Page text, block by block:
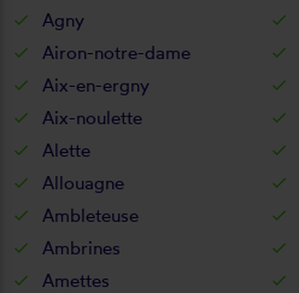
Agny
Airon-notre-dame
Aix-en-ergny
Aix-noulette
Alette
Allouagne
Ambleteuse
Ambrines
Amettes